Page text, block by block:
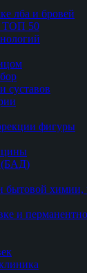
лба и бровей
ТОП 50
суставов
фигуры
(БАД)
и